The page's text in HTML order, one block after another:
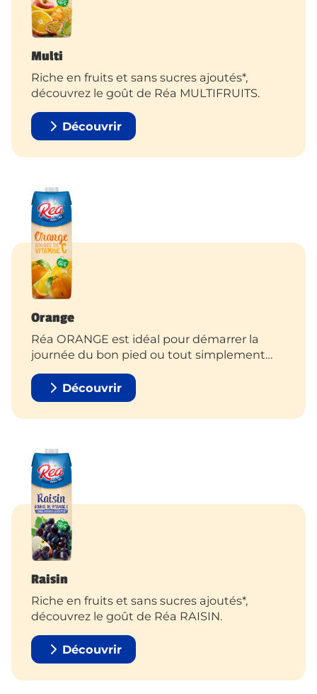
Multi
Riche en fruits et sans sucres ajoutés*,
découvrez le goût de Réa MULTIFRUITS.
Découvrir
Orange
Réa ORANGE est idéal pour démarrer la
journée du bon pied ou tout simplement
journée.Découvrir
Raisin
Riche en fruits et sans sucres ajoutés*,
découvrez le goût de Réa RAISIN.
Découvrir